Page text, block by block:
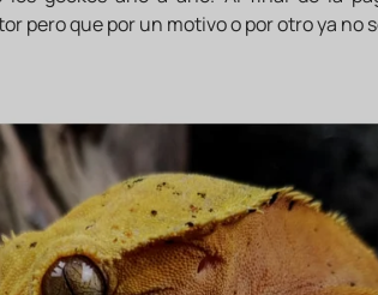
pero que por un motivo o por otro ya no